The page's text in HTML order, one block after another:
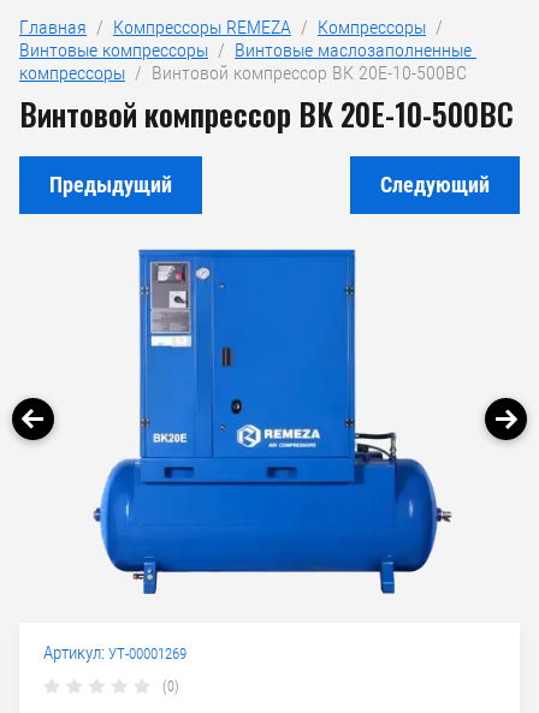
Главная
  /
Компрессоры REMEZA
  /
Компрессоры
Винтовые компрессоры
  /
Винтовые маслозаполненные
компрессоры
  /  Винтовой компрессор ВК 20Е-10-500ВС
Винтовой компрессор ВК 20Е-10-500ВС
Предыдущий Следующий
Артикул: УТ-00001269
(0)